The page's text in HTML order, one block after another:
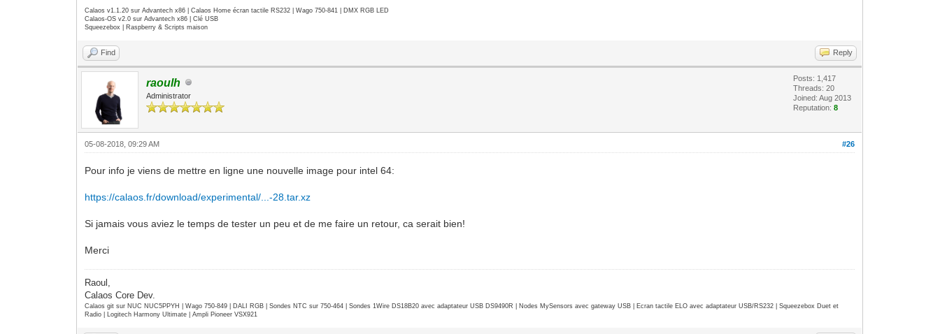
Calaos v1.1.20 sur Advantech x86 | Calaos Home écran tactile RS232 | Wago 750-841 | DMX RGB LED
Calaos-OS v2.0 sur Advantech x86 | Clé USB
Squeezebox | Raspberry & Scripts maison
Find Reply
raoulh
Administrator
Posts: 1,417
Threads: 20
Joined: Aug 2013
Reputation:8
#26
05-08-2018, 09:29 AM
Pour info je viens de mettre en ligne une nouvelle image pour intel 64:
https://calaos.fr/download/experimental/...-28.tar.xz
Si jamais vous aviez le temps de tester un peu et de me faire un retour, ca serait bien!
Merci
Raoul,
Calaos Core Dev.
Calaos git sur NUC NUC5PPYH | Wago 750-849 | DALI RGB | Sondes NTC sur 750-464 | Sondes 1Wire DS18B20 avec adaptateur USB DS9490R | Nodes MySensors avec gateway USB | Ecran tactile ELO avec adaptateur USB/RS232 | Squeezebox Duet et
Radio | Logitech Harmony Ultimate | Ampli Pioneer VSX921